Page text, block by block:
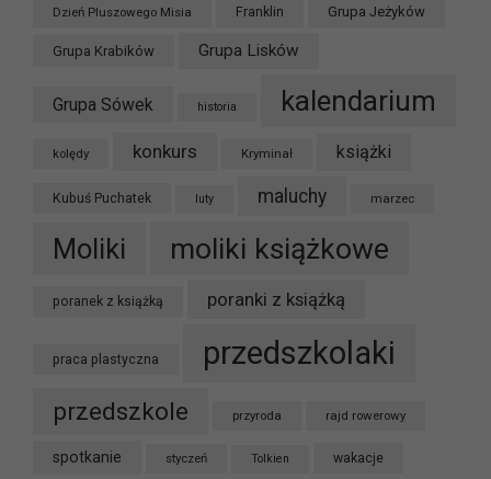
Dzień Pluszowego Misia Franklin Grupa Jeżyków
Grupa Krabików Grupa Lisków
Grupa Sówek historia kalendarium
kolędy konkurs Kryminał książki
Kubuś Puchatek luty maluchy marzec
Moliki moliki książkowe
poranek z książką poranki z książką
praca plastyczna przedszkolaki
przedszkole przyroda rajd rowerowy
spotkanie styczeń Tolkien wakacje